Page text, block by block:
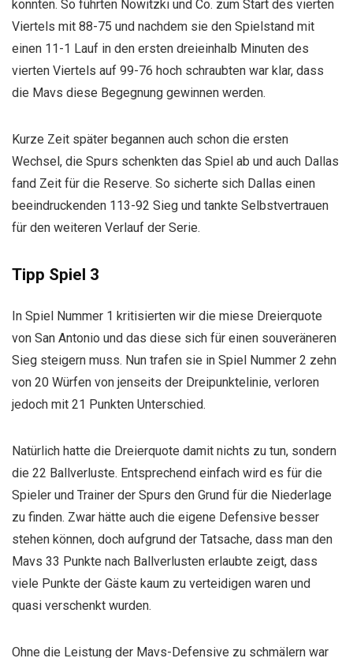
konnten. So führten Nowitzki und Co. zum Start des vierten
Viertels mit 88-75 und nachdem sie den Spielstand mit
einen 11-1 Lauf in den ersten dreieinhalb Minuten des
vierten Viertels auf 99-76 hoch schraubten war klar, dass
die Mavs diese Begegnung gewinnen werden.
Kurze Zeit später begannen auch schon die ersten
Wechsel, die Spurs schenkten das Spiel ab und auch Dallas
fand Zeit für die Reserve. So sicherte sich Dallas einen
beeindruckenden 113-92 Sieg und tankte Selbstvertrauen
für den weiteren Verlauf der Serie.
Tipp Spiel 3
In Spiel Nummer 1 kritisierten wir die miese Dreierquote
von San Antonio und das diese sich für einen souveräneren
Sieg steigern muss. Nun trafen sie in Spiel Nummer 2 zehn
von 20 Würfen von jenseits der Dreipunktelinie, verloren
jedoch mit 21 Punkten Unterschied.
Natürlich hatte die Dreierquote damit nichts zu tun, sondern
die 22 Ballverluste. Entsprechend einfach wird es für die
Spieler und Trainer der Spurs den Grund für die Niederlage
zu finden. Zwar hätte auch die eigene Defensive besser
stehen können, doch aufgrund der Tatsache, dass man den
Mavs 33 Punkte nach Ballverlusten erlaubte zeigt, dass
viele Punkte der Gäste kaum zu verteidigen waren und
quasi verschenkt wurden.
Ohne die Leistung der Mavs-Defensive zu schmälern war